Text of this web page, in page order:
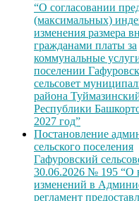
“О согласовании
(максимальных)
изменения размера
гражданами платы за
коммунальные
поселении
сельсовет
района
Республики
2027 год”
Постановление
сельского поселения
Гафуровский
30.06.2026 № 195 “О
изменений в
регламент